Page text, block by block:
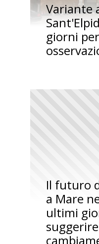
Variante
giorni
Il futuro
a Mare
ultimi